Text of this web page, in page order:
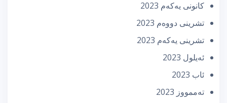
كانونی یه‌كه‌م 2023
تشرینی دووه‌م 2023
تشرینی یه‌كه‌م 2023
ئه‌یلول 2023
ئاب 2023
تەممووز 2023